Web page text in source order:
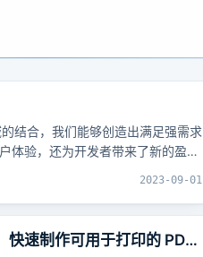
结合，我们能够创造出满足强需求
体验，还为开发者带来了新的盈利
2023-09-01
快速制作可用于打印的 PDF